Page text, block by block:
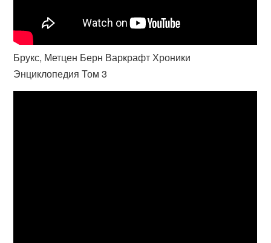
Брукс, Метцен Берн Варкрафт Хроники
Энциклопедия Том 3